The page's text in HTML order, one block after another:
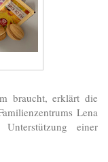
braucht, erklärt die
Lena
einer